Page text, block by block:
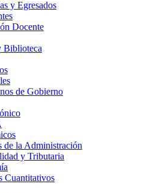
y Egresados
Docente
Biblioteca
de Gobierno
de la Administración
y Tributaria
Cuantitativos